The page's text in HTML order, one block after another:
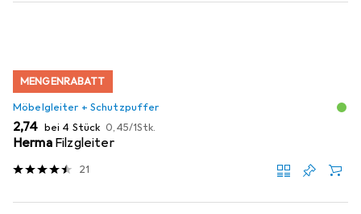
MENGENRABATT
Möbelgleiter + Schutzpuffer
EUR
2,74 bei 4 Stück EUR
0,45/1Stk.
Herma Filzgleiter
21